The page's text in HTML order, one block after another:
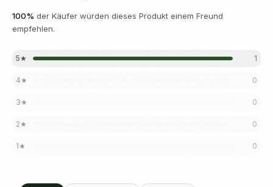
100% der Käufer würden dieses Produkt einem Freund
empfehlen.
5★ 1
4★ 0
3★ 0
2★ 0
1★ 0